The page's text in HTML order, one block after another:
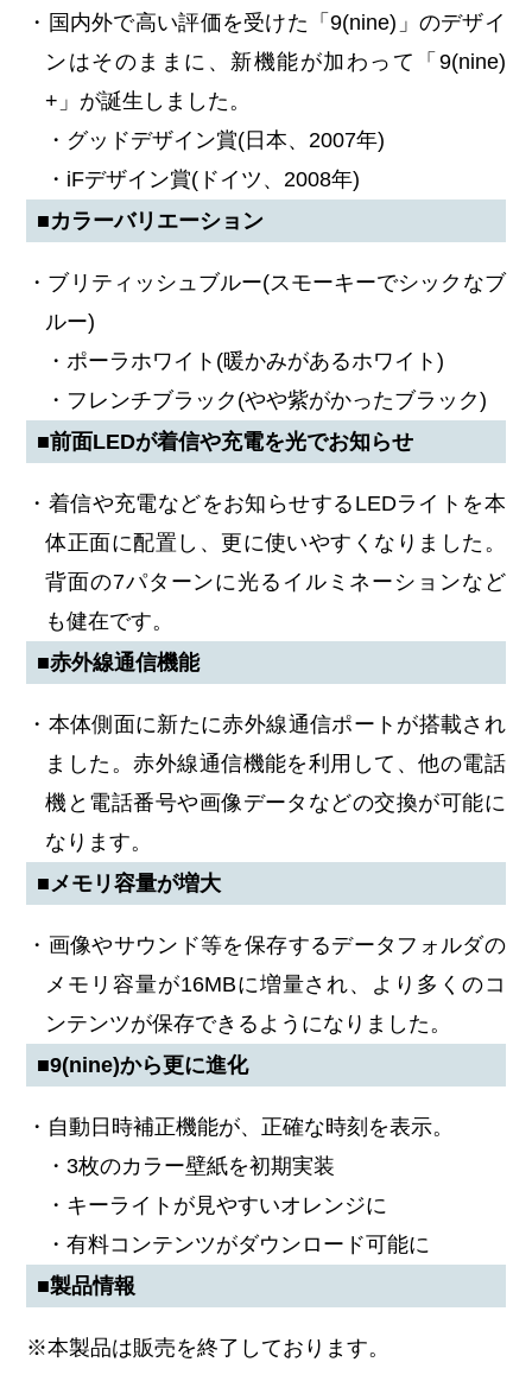
・国内外で高い評価を受けた「9(nine)」のデザイ
ンはそのままに、新機能が加わって「9(nine)
+」が誕生しました。
・グッドデザイン賞(日本、2007年)
・iFデザイン賞(ドイツ、2008年)
■カラーバリエーション
・ブリティッシュブルー(スモーキーでシックなブ
ルー)
・ポーラホワイト(暖かみがあるホワイト)
・フレンチブラック(やや紫がかったブラック)
■前面LEDが着信や充電を光でお知らせ
・着信や充電などをお知らせするLEDライトを本
体正面に配置し、更に使いやすくなりました。
背面の7パターンに光るイルミネーションなど
も健在です。
■赤外線通信機能
・本体側面に新たに赤外線通信ポートが搭載され
ました。赤外線通信機能を利用して、他の電話
機と電話番号や画像データなどの交換が可能に
なります。
■メモリ容量が増大
・画像やサウンド等を保存するデータフォルダの
メモリ容量が16MBに増量され、より多くのコ
ンテンツが保存できるようになりました。
■9(nine)から更に進化
・自動日時補正機能が、正確な時刻を表示。
・3枚のカラー壁紙を初期実装
・キーライトが見やすいオレンジに
・有料コンテンツがダウンロード可能に
■製品情報
※本製品は販売を終了しております。